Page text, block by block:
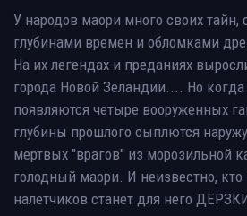
У народов маори много своих тайн,
глубинами времен и обломками
На их легендах и преданиях
города Новой Зеландии.... Но
появляются четыре вооруженных
глубины прошлого сыплются
мертвых "врагов" из морозильной
голодный маори. И неизвестно,
налетчиков станет для него